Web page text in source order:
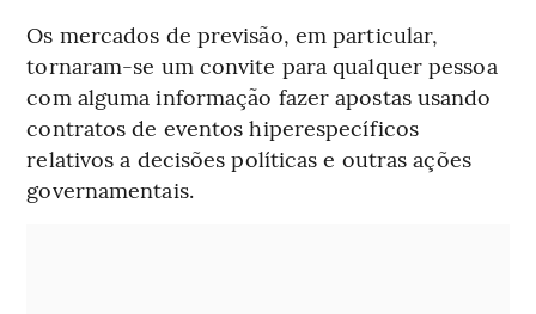
Os mercados de previsão, em particular,
tornaram-se um convite para qualquer pessoa
com alguma informação fazer apostas usando
contratos de eventos hiperespecíficos
relativos a decisões políticas e outras ações
governamentais.